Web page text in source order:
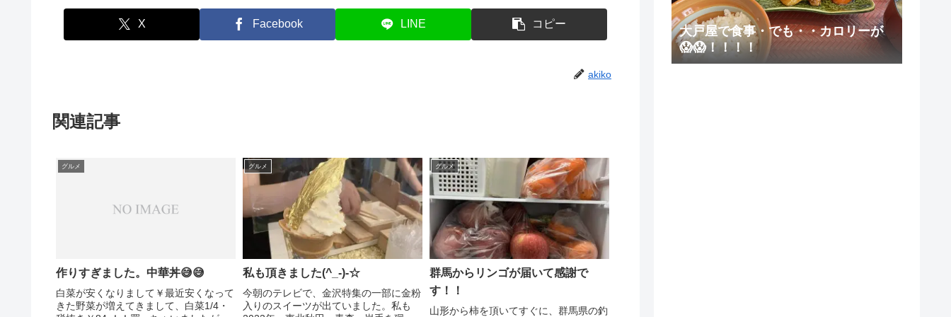
X Facebook LINE コピー
akiko
関連記事
グルメ
作りすぎました。中華丼😅😅
白菜が安くなりまして￥最近安くなって
きた野菜が増えてきまして、白菜1/4・
グルメ
私も頂きました(^_-)-☆
今朝のテレビで、金沢特集の一部に金粉
入りのスイーツが出ていました。私も
グルメ
群馬からリンゴが届いて感謝で
す！！
山形から柿を頂いてすぐに、群馬県の釣
大戸屋で食事・でも・・カロリーが
😱😱！！！！